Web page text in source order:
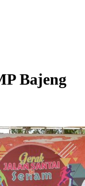
Bajeng